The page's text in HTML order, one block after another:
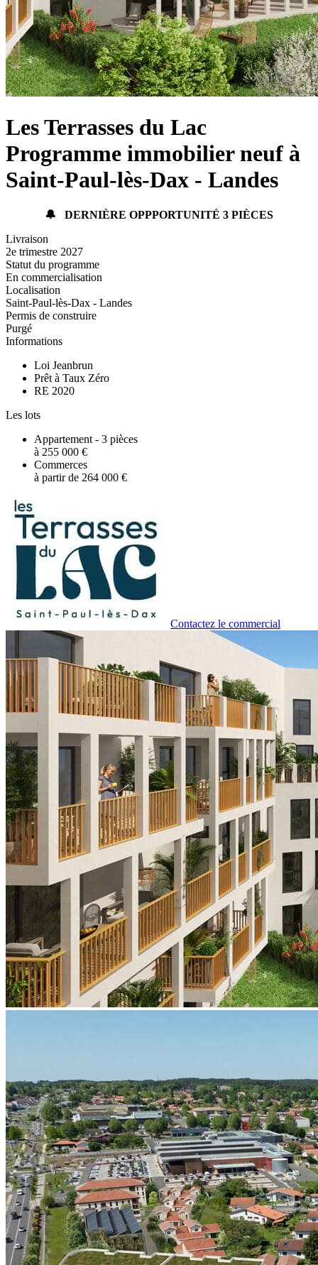
Les Terrasses du Lac
Programme immobilier neuf à
Saint-Paul-lès-Dax - Landes
🔔
DERNIÈRE OPPPORTUNITÉ 3 PIÈCES
Livraison
2e trimestre 2027
Statut du programme
En commercialisation
Localisation
Saint-Paul-lès-Dax - Landes
Permis de construire
Purgé
Informations
Loi Jeanbrun
Prêt à Taux Zéro
RE 2020
Les lots
Appartement - 3 pièces
à 255 000 €
Commerces
à partir de 264 000 €
Contactez le commercial